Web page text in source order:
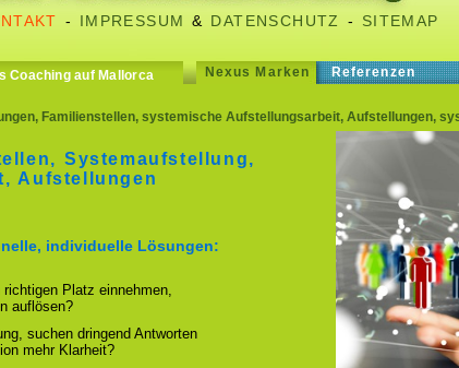
- IMPRESSUM & DATENSCHUTZ - SITEMAP
Coaching auf Mallorca Nexus Marken Referenzen
Familienstellen, systemische Aufstellungsarbeit, Aufstellungen,
Systemaufstellung,
Aufstellungen
individuelle Lösungen:
Platz einnehmen,
auflösen?
suchen dringend Antworten
mehr Klarheit?